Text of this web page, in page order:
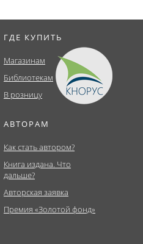
ГДЕ КУПИТЬ
Магазинам
Библиотекам
В розницу
АВТОРАМ
Как стать автором?
Книга издана. Что
дальше?
Авторская заявка
Премия «Золотой фонд»